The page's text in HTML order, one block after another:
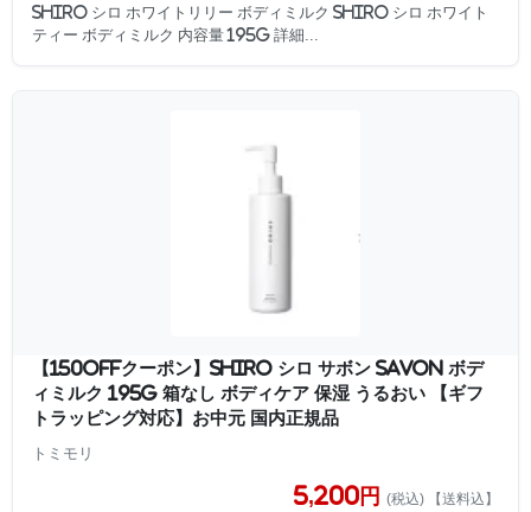
SHIRO シロ ホワイトリリー ボディミルク SHIRO シロ ホワイト
ティー ボディミルク 内容量 195g 詳細...
【150offクーポン】SHIRO シロ サボン SAVON ボデ
ィミルク 195g 箱なし ボディケア 保湿 うるおい 【ギフ
トラッピング対応】お中元 国内正規品
トミモリ
5,200円 (税込) 【送料込】